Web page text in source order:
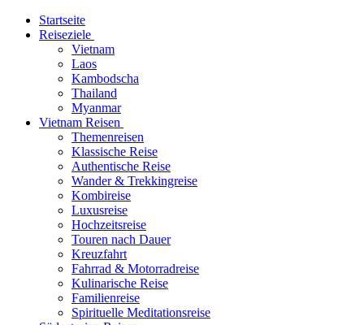
Startseite
Reiseziele
Vietnam
Laos
Kambodscha
Thailand
Myanmar
Vietnam Reisen
Themenreisen
Klassische Reise
Authentische Reise
Wander & Trekkingreise
Kombireise
Luxusreise
Hochzeitsreise
Touren nach Dauer
Kreuzfahrt
Fahrrad & Motorradreise
Kulinarische Reise
Familienreise
Spirituelle Meditationsreise